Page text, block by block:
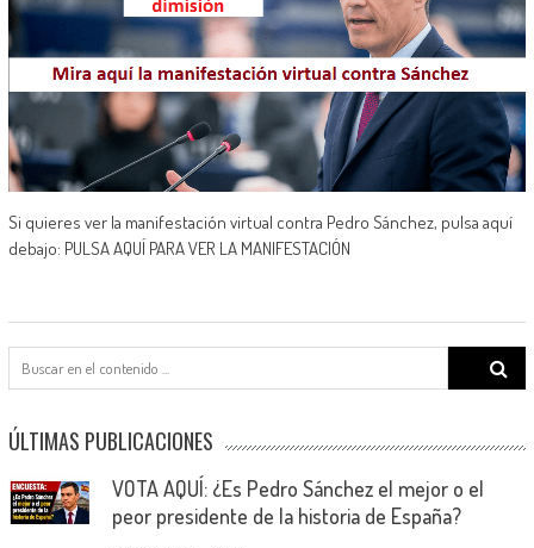
Si quieres ver la manifestación virtual contra Pedro Sánchez, pulsa aquí
debajo: PULSA AQUÍ PARA VER LA MANIFESTACIÓN
Search
for:
ÚLTIMAS PUBLICACIONES
VOTA AQUÍ: ¿Es Pedro Sánchez el mejor o el
peor presidente de la historia de España?